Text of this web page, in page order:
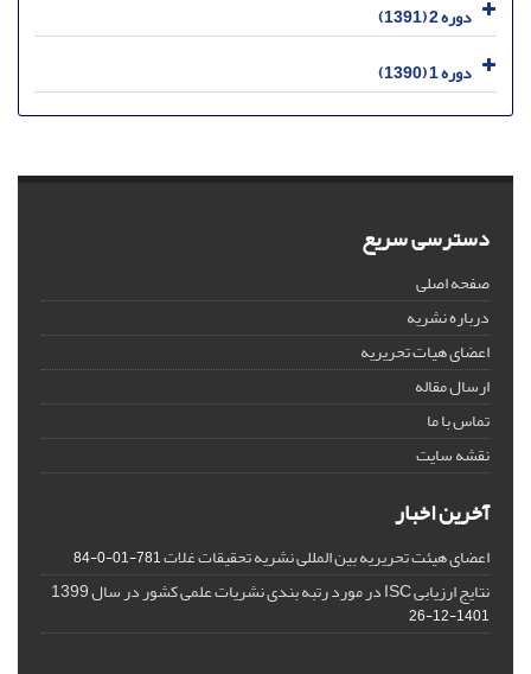
دوره 2 (1391)
دوره 1 (1390)
دسترسی سریع
صفحه اصلی
درباره نشریه
اعضای هیات تحریریه
ارسال مقاله
تماس با ما
نقشه سایت
آخرین اخبار
اعضای هیئت تحریریه بین المللی نشریه تحقیقات غلات781-01-0-84
نتایج ارزیابی ISC در مورد رتبه بندی نشریات علمی کشور در سال 1399
1401-12-26